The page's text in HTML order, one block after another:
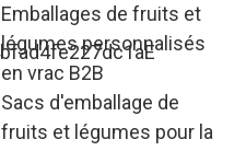
Emballages de fruits et
légumes personnalisés
en vrac B2B
Sacs d'emballage de
fruits et légumes pour la